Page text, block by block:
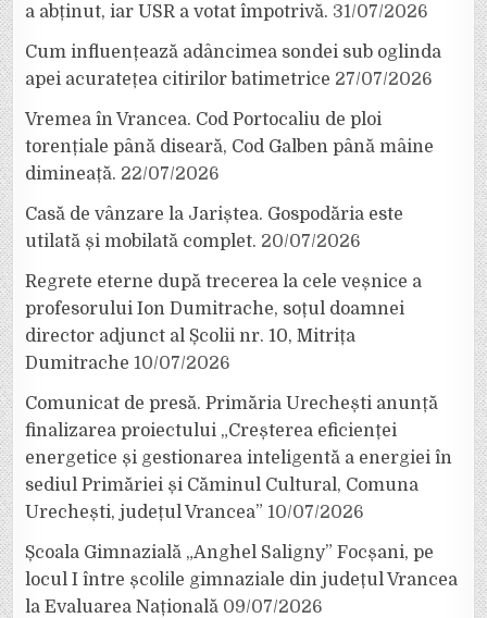
a abținut, iar USR a votat împotrivă. 31/07/2026
Cum influențează adâncimea sondei sub oglinda
apei acuratețea citirilor batimetrice 27/07/2026
Vremea în Vrancea. Cod Portocaliu de ploi
torențiale până diseară, Cod Galben până mâine
dimineață. 22/07/2026
Casă de vânzare la Jariștea. Gospodăria este
utilată și mobilată complet. 20/07/2026
Regrete eterne după trecerea la cele veșnice a
profesorului Ion Dumitrache, soțul doamnei
director adjunct al Școlii nr. 10, Mitrița
Dumitrache 10/07/2026
Comunicat de presă. Primăria Urechești anunță
finalizarea proiectului „Creșterea eficienței
energetice și gestionarea inteligentă a energiei în
sediul Primăriei și Căminul Cultural, Comuna
Urechești, județul Vrancea” 10/07/2026
Școala Gimnazială „Anghel Saligny” Focșani, pe
locul I între școlile gimnaziale din județul Vrancea
la Evaluarea Națională 09/07/2026